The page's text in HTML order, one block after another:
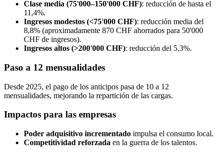
Clase media (75'000–150'000 CHF): reducción de hasta el
11,4%.
Ingresos modestos (<75'000 CHF): reducción media del
8,8% (aproximadamente 870 CHF ahorrados para 50'000
CHF de ingresos).
Ingresos altos (>200'000 CHF): reducción del 5,3%.
Paso a 12 mensualidades
Desde 2025, el pago de los anticipos pasa de 10 a 12
mensualidades, mejorando la repartición de las cargas.
Impactos para las empresas
Poder adquisitivo incrementado impulsa el consumo local.
Competitividad reforzada en la guerra de los talentos.